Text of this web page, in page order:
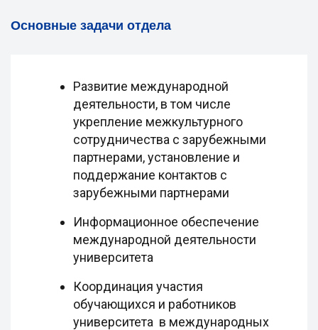
Основные задачи отдела
Развитие международной
деятельности, в том числе
укрепление межкультурного
сотрудничества с зарубежными
партнерами, установление и
поддержание контактов с
зарубежными партнерами
Информационное обеспечение
международной деятельности
университета
Координация участия
обучающихся и работников
университета в международных